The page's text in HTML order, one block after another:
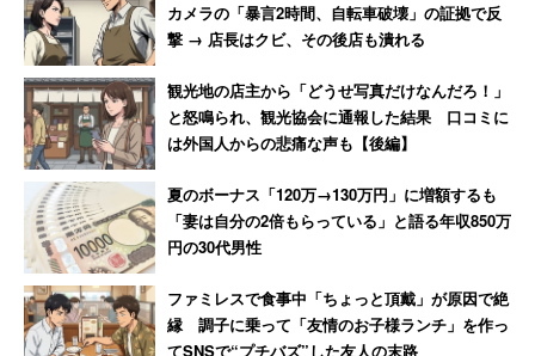
カメラの「暴言2時間、自転車破壊」の証拠で反
撃 → 店長はクビ、その後店も潰れる
観光地の店主から「どうせ写真だけなんだろ！」
と怒鳴られ、観光協会に通報した結果 口コミに
は外国人からの悲痛な声も【後編】
夏のボーナス「120万→130万円」に増額するも
「妻は自分の2倍もらっている」と語る年収850万
円の30代男性
ファミレスで食事中「ちょっと頂戴」が原因で絶
縁 調子に乗って「友情のお子様ランチ」を作っ
てSNSで“プチバズ”した友人の末路